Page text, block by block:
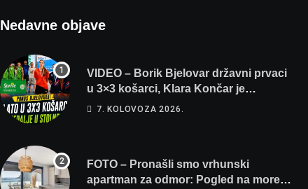
Nedavne objave
VIDEO – Borik Bjelovar državni prvaci
u 3×3 košarci, Klara Končar je
prvakinja Hrvatske u stolnom tenisu!
7. KOLOVOZA 2026.
FOTO – Pronašli smo vrhunski
apartman za odmor: Pogled na more,